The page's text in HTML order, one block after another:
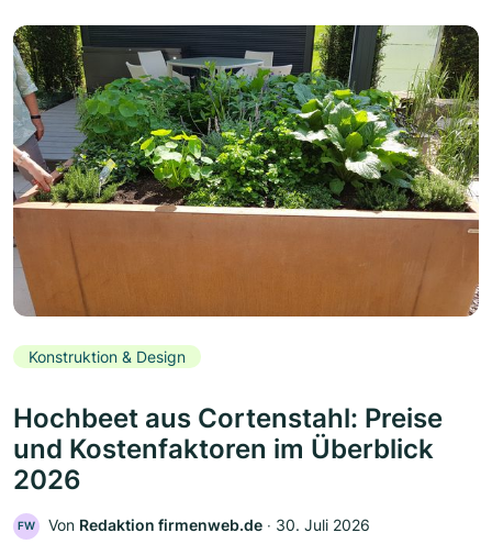
Konstruktion & Design
Hochbeet aus Cortenstahl: Preise
und Kostenfaktoren im Überblick
2026
FW Von Redaktion firmenweb.de ‧ 30. Juli 2026